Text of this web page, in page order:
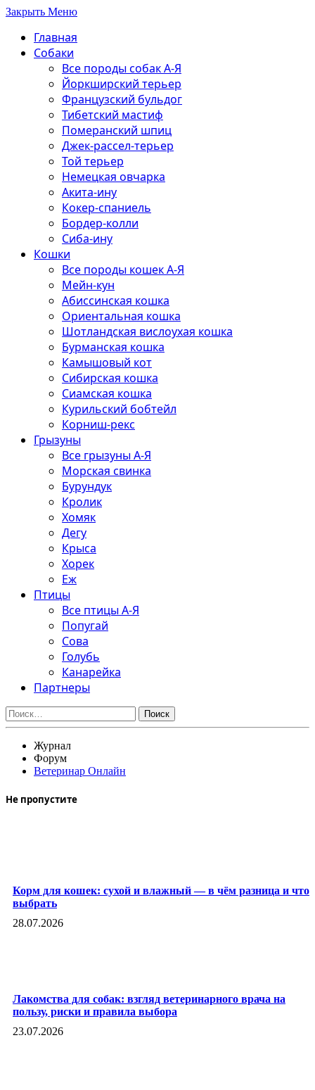
Закрыть Меню
Главная
Собаки
Все породы собак А-Я
Йоркширский терьер
Французский бульдог
Тибетский мастиф
Померанский шпиц
Джек-рассел-терьер
Той терьер
Немецкая овчарка
Акита-ину
Кокер-спаниель
Бордер-колли
Сиба-ину
Кошки
Все породы кошек А-Я
Мейн-кун
Абиссинская кошка
Ориентальная кошка
Шотландская вислоухая кошка
Бурманская кошка
Камышовый кот
Сибирская кошка
Сиамская кошка
Курильский бобтейл
Корниш-рекс
Грызуны
Все грызуны А-Я
Морская свинка
Бурундук
Кролик
Хомяк
Дегу
Крыса
Хорек
Еж
Птицы
Все птицы А-Я
Попугай
Сова
Голубь
Канарейка
Партнеры
Найти:
Журнал
Форум
Ветеринар Онлайн
Не пропустите
Корм для кошек: сухой и влажный — в чём разница и что
выбрать
28.07.2026
Лакомства для собак: взгляд ветеринарного врача на
пользу, риски и правила выбора
23.07.2026